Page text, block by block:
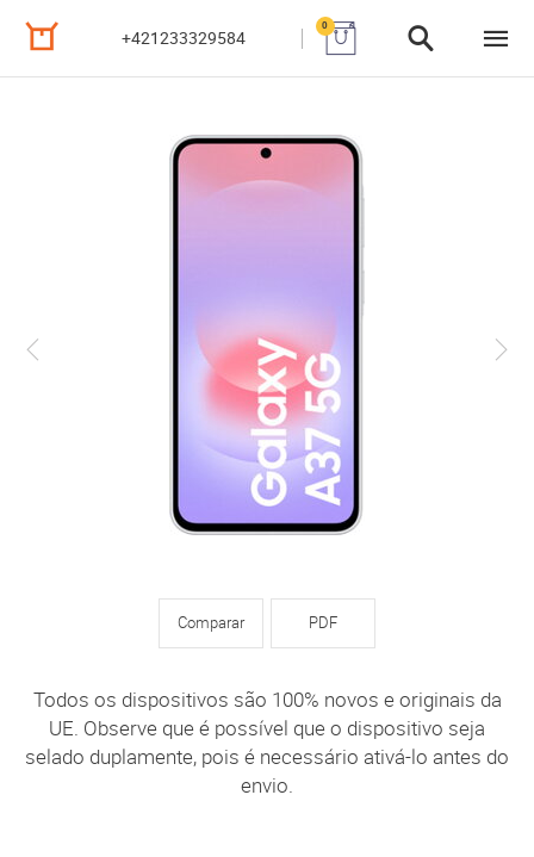
+421233329584
0
Comparar PDF
Todos os dispositivos são 100% novos e originais da
UE. Observe que é possível que o dispositivo seja
selado duplamente, pois é necessário ativá-lo antes do
envio.